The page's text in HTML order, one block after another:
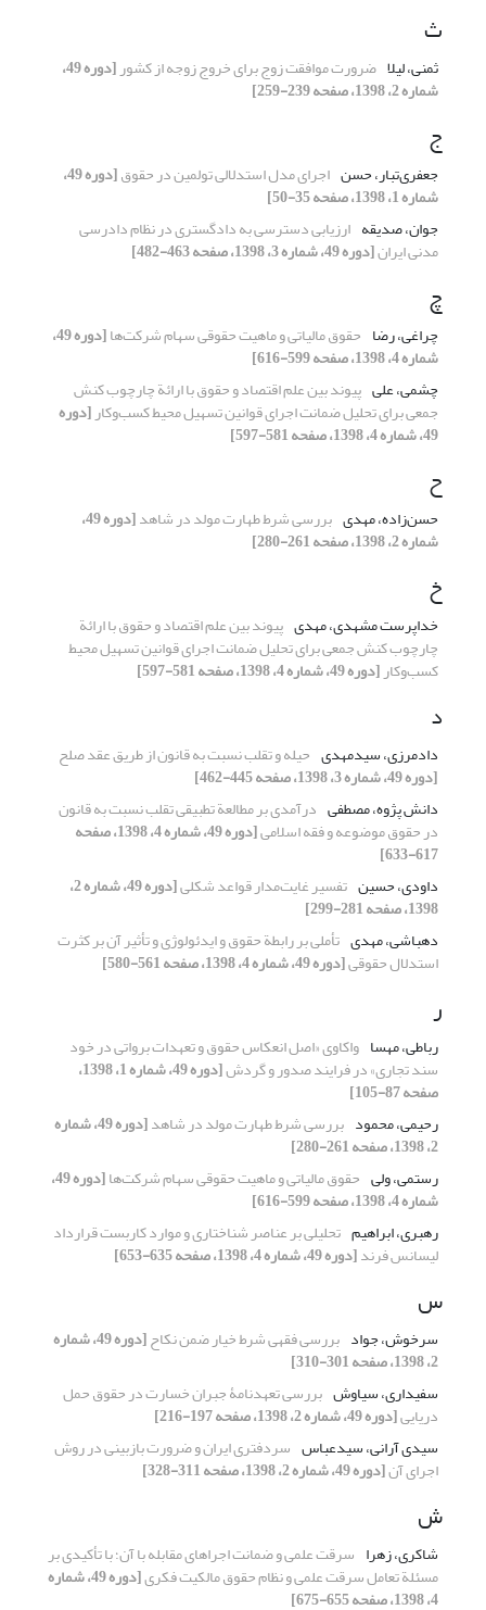
ث
ثمنی، لیلا ضرورت موافقت زوج برای خروج زوجه از کشور [دوره 49،
شماره 2، 1398، صفحه 239-259]
ج
جعفری‌تبار، حسن اجرای مدل استدلالی تولمین در حقوق‏ [دوره 49،
شماره 1، 1398، صفحه 35-50]
جوان، صدیقه ارزیابی دسترسی به دادگستری در نظام دادرسی
مدنی ایران[دوره 49، شماره 3، 1398، صفحه 463-482]
چ
چراغی، رضا حقوق مالیاتی و ماهیت حقوقی سهام شرکت‌ها [دوره 49،
شماره 4، 1398، صفحه 599-616]
چشمی، علی پیوند بین علم اقتصاد و حقوق با ارائة چارچوب کنش
جمعی برای تحلیل ضمانت اجرای قوانین تسهیل محیط کسب‌وکار[دوره
49، شماره 4، 1398، صفحه 581-597]
ح
حسن‌زاده، مهدی بررسی شرط طهارت مولد در شاهد [دوره 49،
شماره 2، 1398، صفحه 261-280]
خ
خداپرست مشهدی، مهدی پیوند بین علم اقتصاد و حقوق با ارائة
چارچوب کنش جمعی برای تحلیل ضمانت اجرای قوانین تسهیل محیط
کسب‌وکار[دوره 49، شماره 4، 1398، صفحه 581-597]
د
دادمرزی، سیدمهدی حیله و تقلب نسبت به قانون از طریق عقد صلح
[دوره 49، شماره 3، 1398، صفحه 445-462]
دانش پژوه، مصطفی درآمدی بر مطالعة تطبیقی تقلب نسبت به قانون
در حقوق موضوعه و فقه اسلامی [دوره 49، شماره 4، 1398، صفحه
617-633]
داودی، حسین تفسیر غایت‌مدار قواعد شکلی [دوره 49، شماره 2،
1398، صفحه 281-299]
دهباشی، مهدی تأملی بر رابطة حقوق و ایدئولوژی و تأثیر آن بر کثرت
استدلال حقوقی[دوره 49، شماره 4، 1398، صفحه 561-580]
ر
رباطی، مهسا واکاوی «اصل انعکاس حقوق و تعهدات برواتی در خود
سند تجاری» در فرایند صدور و گردش [دوره 49، شماره 1، 1398،
صفحه 87-105]
رحیمی، محمود بررسی شرط طهارت مولد در شاهد [دوره 49، شماره
2، 1398، صفحه 261-280]
رستمی، ولی حقوق مالیاتی و ماهیت حقوقی سهام شرکت‌ها [دوره 49،
شماره 4، 1398، صفحه 599-616]
رهبری، ابراهیم تحلیلی بر عناصر شناختاری و موارد کاربست قرارداد
لیسانس فرند[دوره 49، شماره 4، 1398، صفحه 635-653]
س
سرخوش، جواد بررسی فقهی شرط خیار ضمن نکاح [دوره 49، شماره
2، 1398، صفحه 301-310]
سفیداری، سیاوش بررسی تعهدنامۀ جبران خسارت در حقوق حمل
دریایی[دوره 49، شماره 2، 1398، صفحه 197-216]
سیدی آرانی، سیدعباس سردفتری ایران و ضرورت بازبینی در روش
اجرای آن[دوره 49، شماره 2، 1398، صفحه 311-328]
ش
شاکری، زهرا سرقت علمی و ضمانت اجراهای مقابله با آن؛ با تأکیدی بر
مسئلة تعامل سرقت علمی و نظام حقوق مالکیت فکری [دوره 49، شماره
4، 1398، صفحه 655-675]